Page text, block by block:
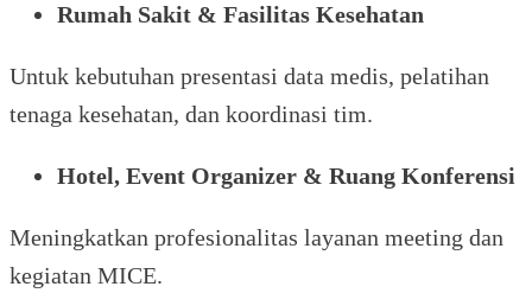
Rumah Sakit & Fasilitas Kesehatan
Untuk kebutuhan presentasi data medis, pelatihan
tenaga kesehatan, dan koordinasi tim.
Hotel, Event Organizer & Ruang Konferensi
Meningkatkan profesionalitas layanan meeting dan
kegiatan MICE.